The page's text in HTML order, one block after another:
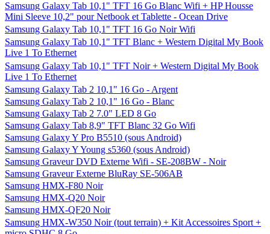
Samsung Galaxy Tab 10,1" TFT 16 Go Blanc Wifi + HP Housse
Mini Sleeve 10,2" pour Netbook et Tablette - Ocean Drive
Samsung Galaxy Tab 10,1" TFT 16 Go Noir Wifi
Samsung Galaxy Tab 10,1" TFT Blanc + Western Digital My Book
Live 1 To Ethernet
Samsung Galaxy Tab 10,1" TFT Noir + Western Digital My Book
Live 1 To Ethernet
Samsung Galaxy Tab 2 10,1" 16 Go - Argent
Samsung Galaxy Tab 2 10,1" 16 Go - Blanc
Samsung Galaxy Tab 2 7.0" LED 8 Go
Samsung Galaxy Tab 8,9" TFT Blanc 32 Go Wifi
Samsung Galaxy Y Pro B5510 (sous Android)
Samsung Galaxy Y Young s5360 (sous Android)
Samsung Graveur DVD Externe Wifi - SE-208BW - Noir
Samsung Graveur Externe BluRay SE-506AB
Samsung HMX-F80 Noir
Samsung HMX-Q20 Noir
Samsung HMX-QF20 Noir
Samsung HMX-W350 Noir (tout terrain) + Kit Accessoires Sport +